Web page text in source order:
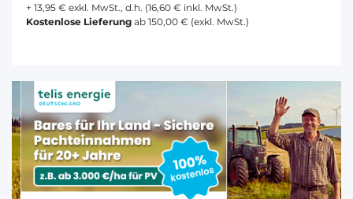
+ 13,95 € exkl. MwSt., d.h. (16,60 € inkl. MwSt.)
Kostenlose Lieferung ab 150,00 € (exkl. MwSt.)